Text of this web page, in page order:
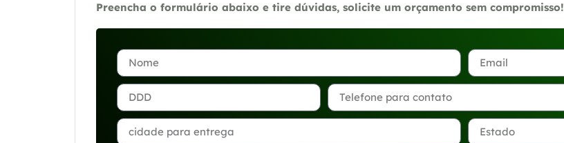
Preencha o formulário abaixo e tire dúvidas, solicite um orçamento sem compromisso!